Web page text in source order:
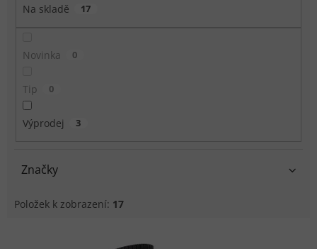
Na skladě 17
Novinka 0
Tip 0
Výprodej 3
Značky
Položek k zobrazení: 17